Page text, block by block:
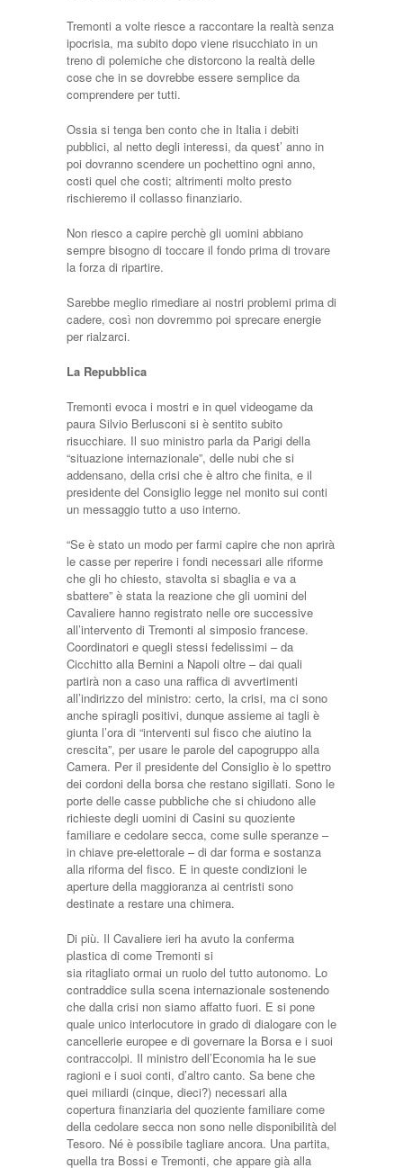
Tremonti a volte riesce a raccontare la realtà senza
ipocrisia, ma subito dopo viene risucchiato in un
treno di polemiche che distorcono la realtà delle
cose che in se dovrebbe essere semplice da
comprendere per tutti.
Ossia si tenga ben conto che in Italia i debiti
pubblici, al netto degli interessi, da quest’ anno in
poi dovranno scendere un pochettino ogni anno,
costi quel che costi; altrimenti molto presto
rischieremo il collasso finanziario.
Non riesco a capire perchè gli uomini abbiano
sempre bisogno di toccare il fondo prima di trovare
la forza di ripartire.
Sarebbe meglio rimediare ai nostri problemi prima di
cadere, così non dovremmo poi sprecare energie
per rialzarci.
La Repubblica
Tremonti evoca i mostri e in quel videogame da
paura Silvio Berlusconi si è sentito subito
risucchiare. Il suo ministro parla da Parigi della
“situazione internazionale”, delle nubi che si
addensano, della crisi che è altro che finita, e il
presidente del Consiglio legge nel monito sui conti
un messaggio tutto a uso interno.
“Se è stato un modo per farmi capire che non aprirà
le casse per reperire i fondi necessari alle riforme
che gli ho chiesto, stavolta si sbaglia e va a
sbattere” è stata la reazione che gli uomini del
Cavaliere hanno registrato nelle ore successive
all’intervento di Tremonti al simposio francese.
Coordinatori e quegli stessi fedelissimi – da
Cicchitto alla Bernini a Napoli oltre – dai quali
partirà non a caso una raffica di avvertimenti
all’indirizzo del ministro: certo, la crisi, ma ci sono
anche spiragli positivi, dunque assieme ai tagli è
giunta l’ora di “interventi sul fisco che aiutino la
crescita”, per usare le parole del capogruppo alla
Camera. Per il presidente del Consiglio è lo spettro
dei cordoni della borsa che restano sigillati. Sono le
porte delle casse pubbliche che si chiudono alle
richieste degli uomini di Casini su quoziente
familiare e cedolare secca, come sulle speranze –
in chiave pre-elettorale – di dar forma e sostanza
alla riforma del fisco. E in queste condizioni le
aperture della maggioranza ai centristi sono
destinate a restare una chimera.
Di più. Il Cavaliere ieri ha avuto la conferma
plastica di come Tremonti si
sia ritagliato ormai un ruolo del tutto autonomo. Lo
contraddice sulla scena internazionale sostenendo
che dalla crisi non siamo affatto fuori. E si pone
quale unico interlocutore in grado di dialogare con le
cancellerie europee e di governare la Borsa e i suoi
contraccolpi. Il ministro dell’Economia ha le sue
ragioni e i suoi conti, d’altro canto. Sa bene che
quei miliardi (cinque, dieci?) necessari alla
copertura finanziaria del quoziente familiare come
della cedolare secca non sono nelle disponibilità del
Tesoro. Né è possibile tagliare ancora. Una partita,
quella tra Bossi e Tremonti, che appare già alla